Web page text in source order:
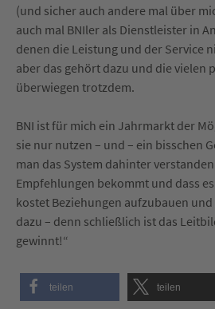
(und sicher auch andere mal über
auch mal BNIler als Dienstleister in
denen die Leistung und der Service
aber das gehört dazu und die vielen
überwiegen trotzdem.
BNI ist für mich ein Jahrmarkt der
sie nur nutzen – und – ein bisschen
man das System dahinter
Empfehlungen bekommt und dass
kostet Beziehungen aufzubauen
dazu – denn schließlich ist das
gewinnt!“
teilen teilen